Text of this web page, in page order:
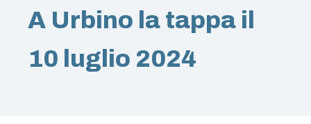
A Urbino la tappa il
10 luglio 2024